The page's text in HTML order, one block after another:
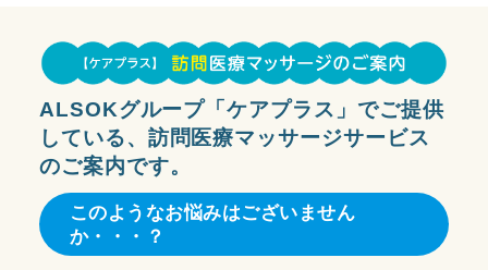
ALSOKグループ「ケアプラス」でご提供
している、訪問医療マッサージサービス
のご案内です。
このようなお悩みはございません
か・・・？